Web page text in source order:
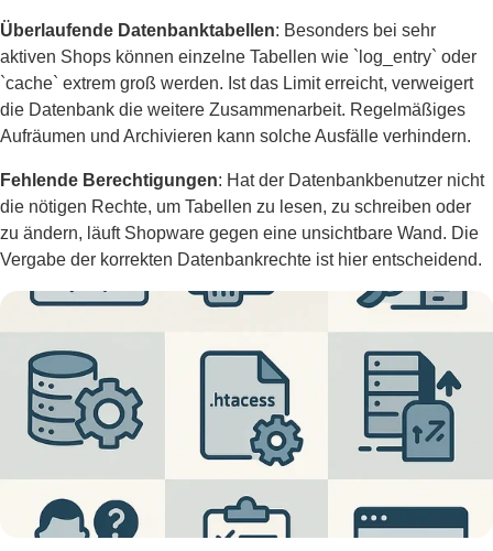
Überlaufende Datenbanktabellen: Besonders bei sehr
aktiven Shops können einzelne Tabellen wie `log_entry` oder
`cache` extrem groß werden. Ist das Limit erreicht, verweigert
die Datenbank die weitere Zusammenarbeit. Regelmäßiges
Aufräumen und Archivieren kann solche Ausfälle verhindern.
Fehlende Berechtigungen: Hat der Datenbankbenutzer nicht
die nötigen Rechte, um Tabellen zu lesen, zu schreiben oder
zu ändern, läuft Shopware gegen eine unsichtbare Wand. Die
Vergabe der korrekten Datenbankrechte ist hier entscheidend.